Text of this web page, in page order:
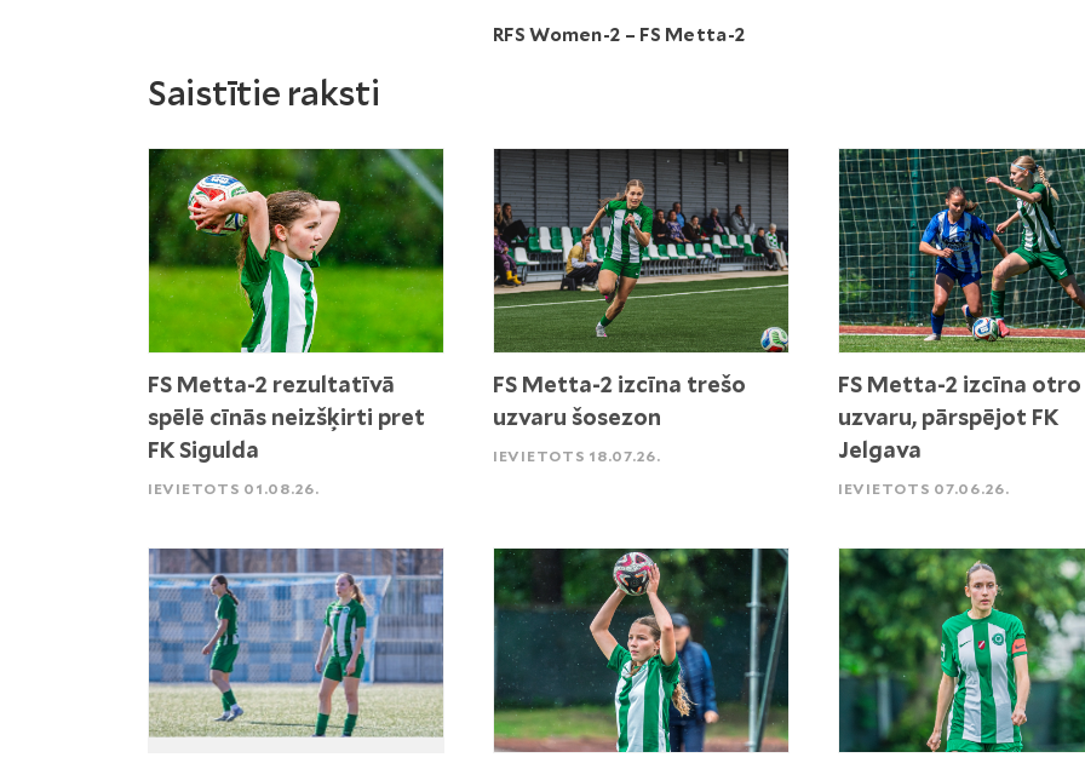
RFS Women-2 – FS Metta-2
Saistītie raksti
FS Metta-2 rezultatīvā
spēlē cīnās neizšķirti pret
FK Sigulda
IEVIETOTS 01.08.26.
FS Metta-2 izcīna trešo
uzvaru šosezon
IEVIETOTS 18.07.26.
FS Metta-2 izcīna otro
uzvaru, pārspējot FK
Jelgava
IEVIETOTS 07.06.26.